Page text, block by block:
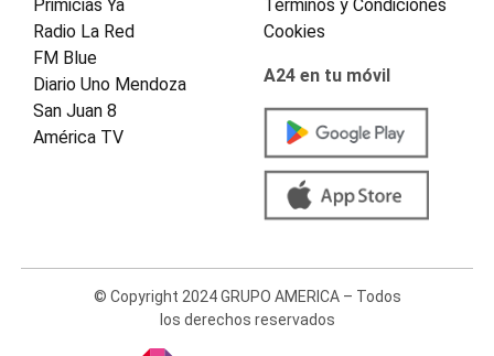
Primicias Ya
Radio La Red
FM Blue
Diario Uno Mendoza
San Juan 8
América TV
Términos y Condiciones
Cookies
A24 en tu móvil
© Copyright 2024 GRUPO AMERICA – Todos
los derechos reservados